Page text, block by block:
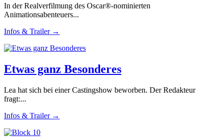
In der Realverfilmung des Oscar®-nominierten
Animationsabenteuers...
Infos & Trailer →
Etwas ganz Besonderes
Lea hat sich bei einer Castingshow beworben. Der Redakteur
fragt:...
Infos & Trailer →